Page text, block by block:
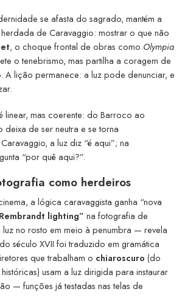
se afasta do sagrado, mantém a
de Caravaggio: mostrar o que não
, o choque frontal de obras como Olympia
o tenebrismo, mas partilha a coragem de
A lição permanece: a luz pode denunciar, e
linear, mas coerente: do Barroco ao
deixa de ser neutra e se torna
Caravaggio, a luz diz “é aqui”; na
“por quê aqui?”.
como herdeiros
a lógica caravaggista ganha “nova
lighting” na fotografia de
no rosto em meio à penumbra — revela
século XVII foi traduzido em gramática
que trabalham o chiaroscuro (do
usam a luz dirigida para instaurar
— funções já testadas nas telas de